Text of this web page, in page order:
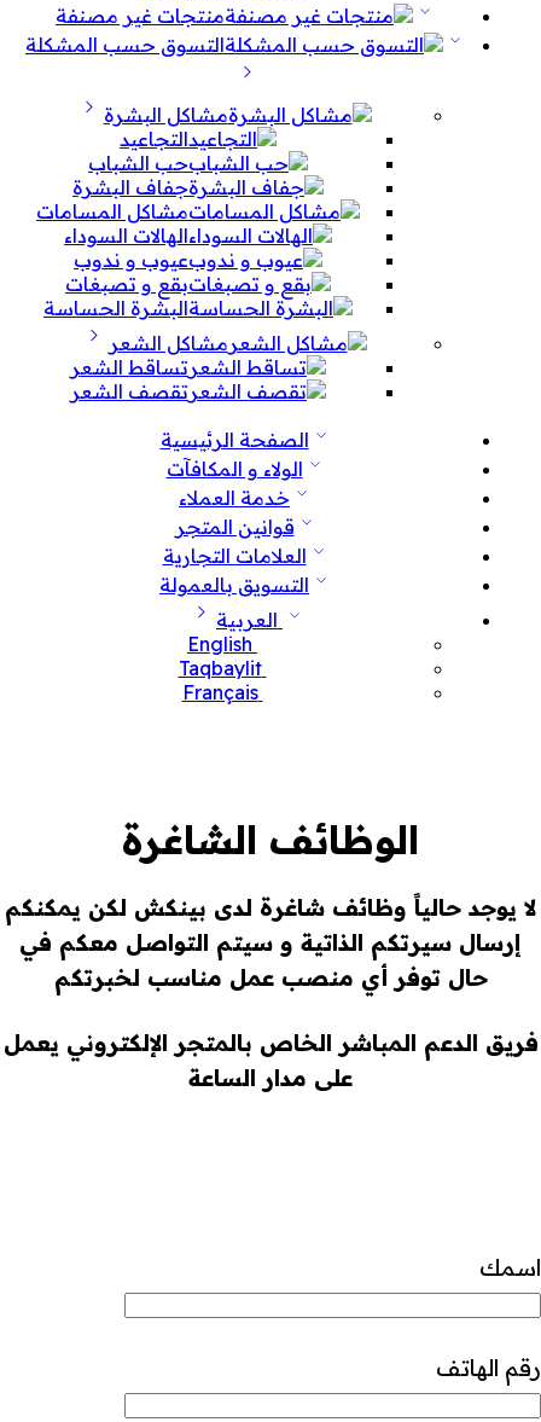
منتجات غير مصنفة
التسوق حسب المشكلة
مشاكل البشرة
التجاعيد
حب الشباب
جفاف البشرة
مشاكل المسامات
الهالات السوداء
عيوب و ندوب
بقع و تصبغات
البشرة الحساسة
مشاكل الشعر
تساقط الشعر
تقصف الشعر
الصفحة الرئيسية
الولاء و المكافآت
خدمة العملاء
قوانين المتجر
العلامات التجارية
التسويق بالعمولة
العربية
English
Taqbaylit
Français
الوظائف الشاغرة
لا يوجد حالياً وظائف شاغرة لدى بينكش لكن يمكنكم
إرسال سيرتكم الذاتية و سيتم التواصل معكم في
حال توفر أي منصب عمل مناسب لخبرتكم
فريق الدعم المباشر الخاص بالمتجر الإلكتروني يعمل
على مدار الساعة
اسمك
رقم الهاتف